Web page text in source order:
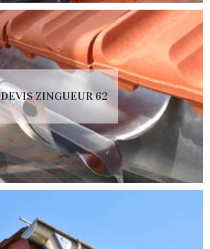
DEVIS ZINGUEUR 62